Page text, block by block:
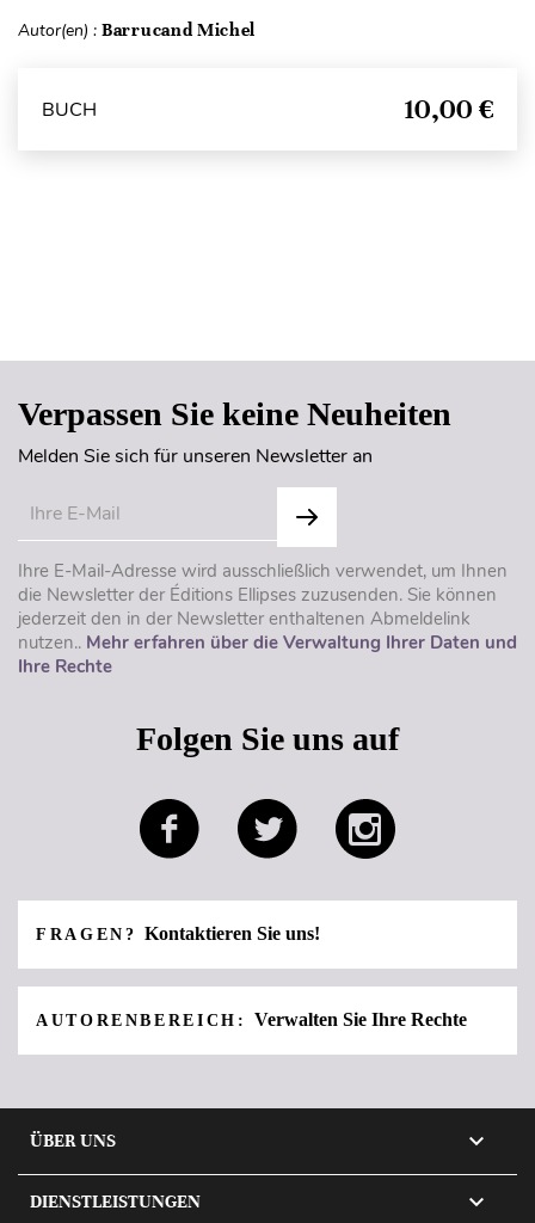
Autor(en) : Barrucand Michel
BUCH 10,00 €
Verpassen Sie keine Neuheiten
Melden Sie sich für unseren Newsletter an
Ihre E-Mail-Adresse wird ausschließlich verwendet, um Ihnen
die Newsletter der Éditions Ellipses zuzusenden. Sie können
jederzeit den in der Newsletter enthaltenen Abmeldelink
nutzen.. Mehr erfahren über die Verwaltung Ihrer Daten und
Ihre Rechte
Folgen Sie uns auf
FRAGEN?Kontaktieren Sie uns!
AUTORENBEREICH: Verwalten Sie Ihre Rechte
ÜBER UNS 
DIENSTLEISTUNGEN 